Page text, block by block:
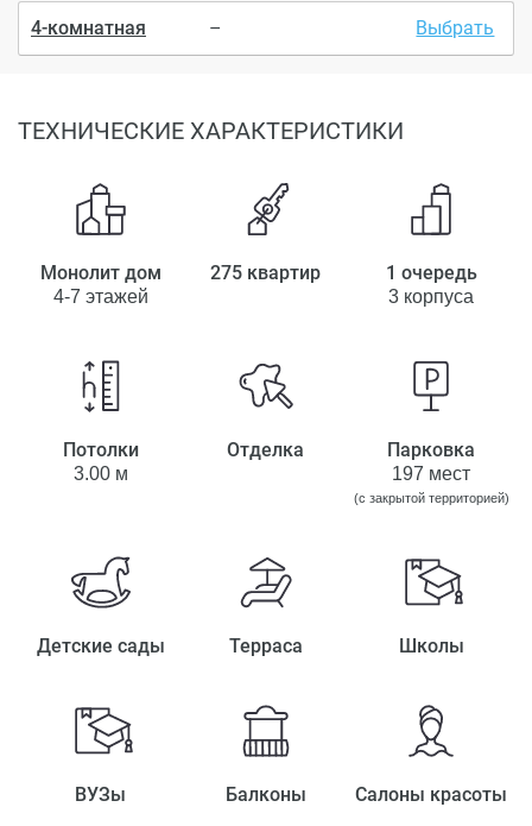
4-комнатная – Выбрать
ТЕХНИЧЕСКИЕ ХАРАКТЕРИСТИКИ
Монолит дом
4-7 этажей
275 квартир 1 очередь
3 корпуса
Потолки
3.00 м
Отделка Парковка
197 мест
(с закрытой территорией)
Детские сады Терраса Школы
ВУЗы Балконы Салоны красоты